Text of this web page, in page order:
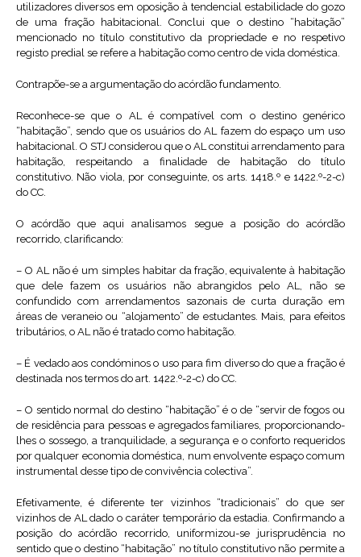
utilizadores diversos em oposição à tendencial estabilidade do gozo
de uma fração habitacional. Conclui que o destino “habitação”
mencionado no título constitutivo da propriedade e no respetivo
registo predial se refere a habitação como centro de vida doméstica.
Contrapõe-se a argumentação do acórdão fundamento.
Reconhece-se que o AL é compatível com o destino genérico
“habitação”, sendo que os usuários do AL fazem do espaço um uso
habitacional. O STJ considerou que o AL constitui arrendamento para
habitação, respeitando a finalidade de habitação do título
constitutivo. Não viola, por conseguinte, os arts. 1418.º e 1422.º-2-c)
do CC.
O acórdão que aqui analisamos segue a posição do acórdão
recorrido, clarificando:
– O AL não é um simples habitar da fração, equivalente à habitação
que dele fazem os usuários não abrangidos pelo AL, não se
confundido com arrendamentos sazonais de curta duração em
áreas de veraneio ou “alojamento” de estudantes. Mais, para efeitos
tributários, o AL não é tratado como habitação.
– É vedado aos condóminos o uso para fim diverso do que a fração é
destinada nos termos do art. 1422.º-2-c) do CC.
– O sentido normal do destino “habitação” é o de “servir de fogos ou
de residência para pessoas e agregados familiares, proporcionando-
lhes o sossego, a tranquilidade, a segurança e o conforto requeridos
por qualquer economia doméstica, num envolvente espaço comum
instrumental desse tipo de convivência colectiva”.
Efetivamente, é diferente ter vizinhos “tradicionais” do que ser
vizinhos de AL dado o caráter temporário da estadia. Confirmando a
posição do acórdão recorrido, uniformizou-se jurisprudência no
sentido que o destino “habitação” no título constitutivo não permite a